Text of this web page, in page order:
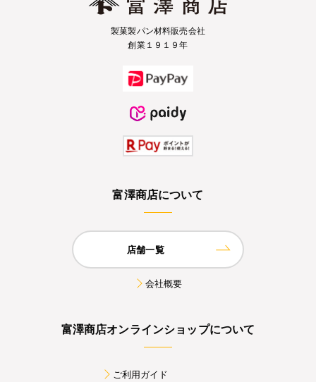
製菓製パン材料販売会社
創業１９１９年
富澤商店について
店舗一覧
会社概要
富澤商店オンラインショップについて
ご利用ガイド